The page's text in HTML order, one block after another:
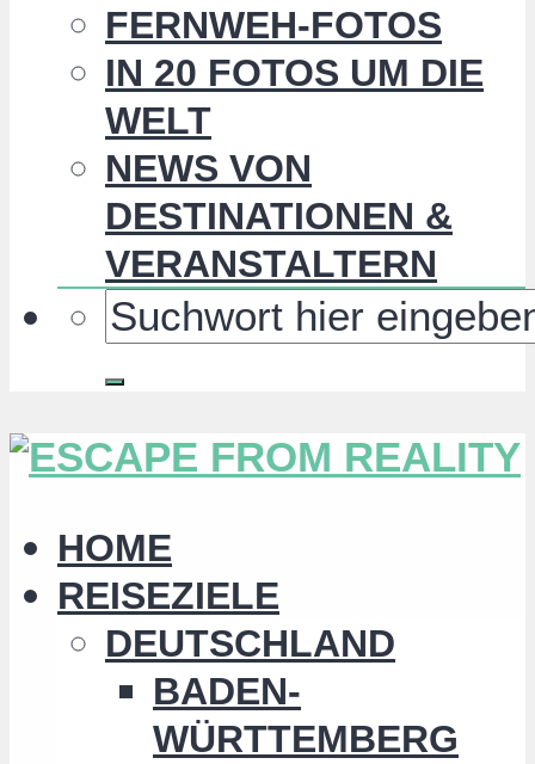
FERNWEH-FOTOS
IN 20 FOTOS UM DIE
WELT
NEWS VON
DESTINATIONEN &
VERANSTALTERN
HOME
REISEZIELE
DEUTSCHLAND
BADEN-
WÜRTTEMBERG